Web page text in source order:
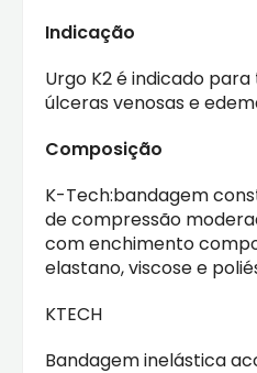
Indicação
Urgo K2 é indicado
úlceras venosas e
Composição
K-Tech:bandagem
de compressão
com enchimento
elastano, viscose e
KTECH
Bandagem inelástica